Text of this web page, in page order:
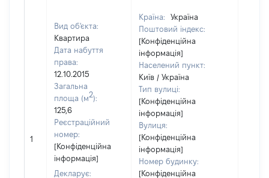
1
Вид об'єкта:
Квартира
Дата набуття
права:
12.10.2015
Загальна
площа (м2):
125,6
Реєстраційний
номер:
[Конфіденційна
інформація]
Декларує:
Країна:
Україна
Поштовий індекс:
[Конфіденційна
інформація]
Населений пункт:
Київ / Україна
Тип вулиці:
[Конфіденційна
інформація]
Вулиця:
[Конфіденційна
інформація]
Номер будинку:
[Конфіденційна